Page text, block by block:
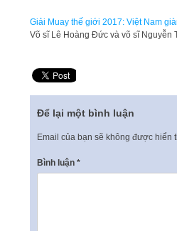
Giải Muay thế giới 2017: Việt Nam
Võ sĩ Lê Hoàng Đức và võ sĩ Nguyễn
Để lại một bình luận
Email của bạn sẽ không được hiển
Bình luận *